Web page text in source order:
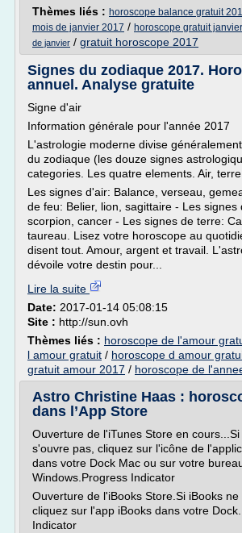
Thèmes liés : horoscope balance gratuit
mois de janvier 2017 / horoscope gratuit janvier
de janvier / gratuit horoscope 2017
Signes du zodiaque 2017.
annuel. Analyse gratuite
Signe d'air
Information générale pour l'année 2017
L'astrologie moderne divise
du zodiaque (les douze signes
categories. Les quatre elements. Air,
Les signes d'air: Balance, verseau,
de feu: Belier, lion, sagittaire - Les signes
scorpion, cancer - Les signes de terre:
taureau. Lisez votre horoscope au
disent tout. Amour, argent et travail.
dévoile votre destin pour...
Lire la suite
Date: 2017-01-14 05:08:15
Site : http://sun.ovh
Thèmes liés : horoscope de l'amour
l amour gratuit / horoscope d amour
gratuit amour 2017 / horoscope de
Astro Christine Haas :
dans l’App Store
Ouverture de l'iTunes Store en
s'ouvre pas, cliquez sur l'icône de
dans votre Dock Mac ou sur votre
Windows.Progress Indicator
Ouverture de l'iBooks Store.Si iBooks ne
cliquez sur l'app iBooks dans votre
Indicator